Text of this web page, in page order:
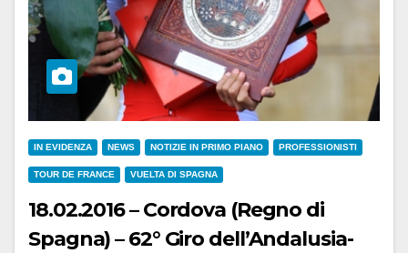
IN EVIDENZA NEWS NOTIZIE IN PRIMO PIANO PROFESSIONISTI
TOUR DE FRANCE VUELTA DI SPAGNA
18.02.2016 – Cordova (Regno di
Spagna) – 62° Giro dell’Andalusia-